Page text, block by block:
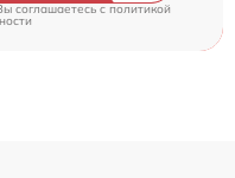
соглашаетесь c политикой